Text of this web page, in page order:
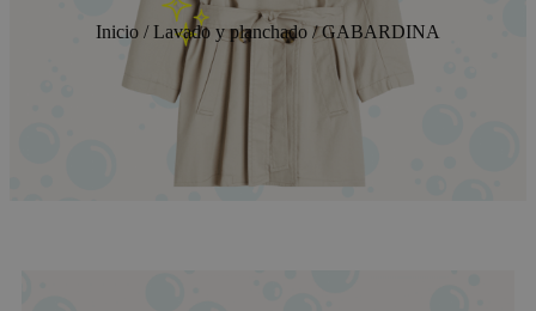
Inicio /Lavado y planchado / GABARDINA